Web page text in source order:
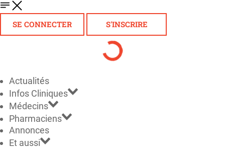
SE CONNECTER S'INSCRIRE
Actualités
Infos Cliniques
Médecins
Pharmaciens
Annonces
Et aussi